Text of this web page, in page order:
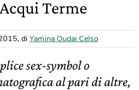
Terme
, di Yamina Oudai Celso
sex-symbol o
al pari di altre,